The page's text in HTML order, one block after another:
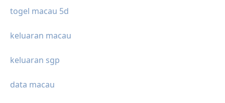
togel macau 5d
keluaran macau
keluaran sgp
data macau